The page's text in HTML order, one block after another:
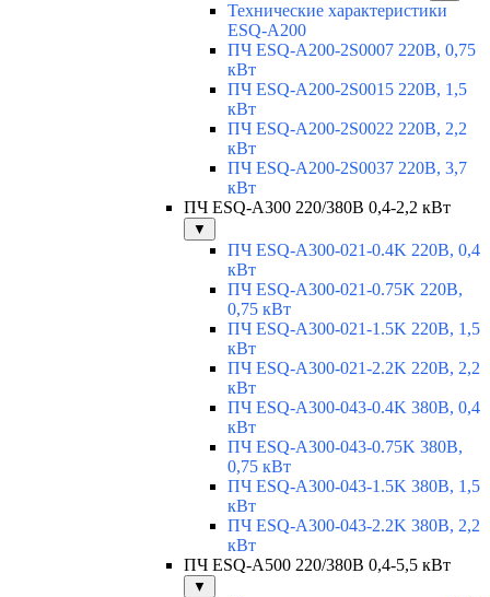
Технические характеристики
ESQ-A200
ПЧ ESQ-A200-2S0007 220В, 0,75
кВт
ПЧ ESQ-A200-2S0015 220В, 1,5
кВт
ПЧ ESQ-A200-2S0022 220В, 2,2
кВт
ПЧ ESQ-A200-2S0037 220В, 3,7
кВт
ПЧ ESQ-A300 220/380В 0,4-2,2 кВт
▼
ПЧ ESQ-A300-021-0.4K 220В, 0,4
кВт
ПЧ ESQ-A300-021-0.75K 220В,
0,75 кВт
ПЧ ESQ-A300-021-1.5K 220В, 1,5
кВт
ПЧ ESQ-A300-021-2.2K 220В, 2,2
кВт
ПЧ ESQ-A300-043-0.4K 380В, 0,4
кВт
ПЧ ESQ-A300-043-0.75K 380В,
0,75 кВт
ПЧ ESQ-A300-043-1.5K 380В, 1,5
кВт
ПЧ ESQ-A300-043-2.2K 380В, 2,2
кВт
ПЧ ESQ-A500 220/380В 0,4-5,5 кВт
▼